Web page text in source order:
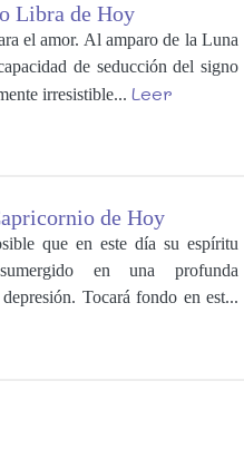
Libra de Hoy
el amor. Al amparo de la Luna
de seducción del signo
irresistible... Leer
de Hoy
que en este día su espíritu
en una profunda
Tocará fondo en est...